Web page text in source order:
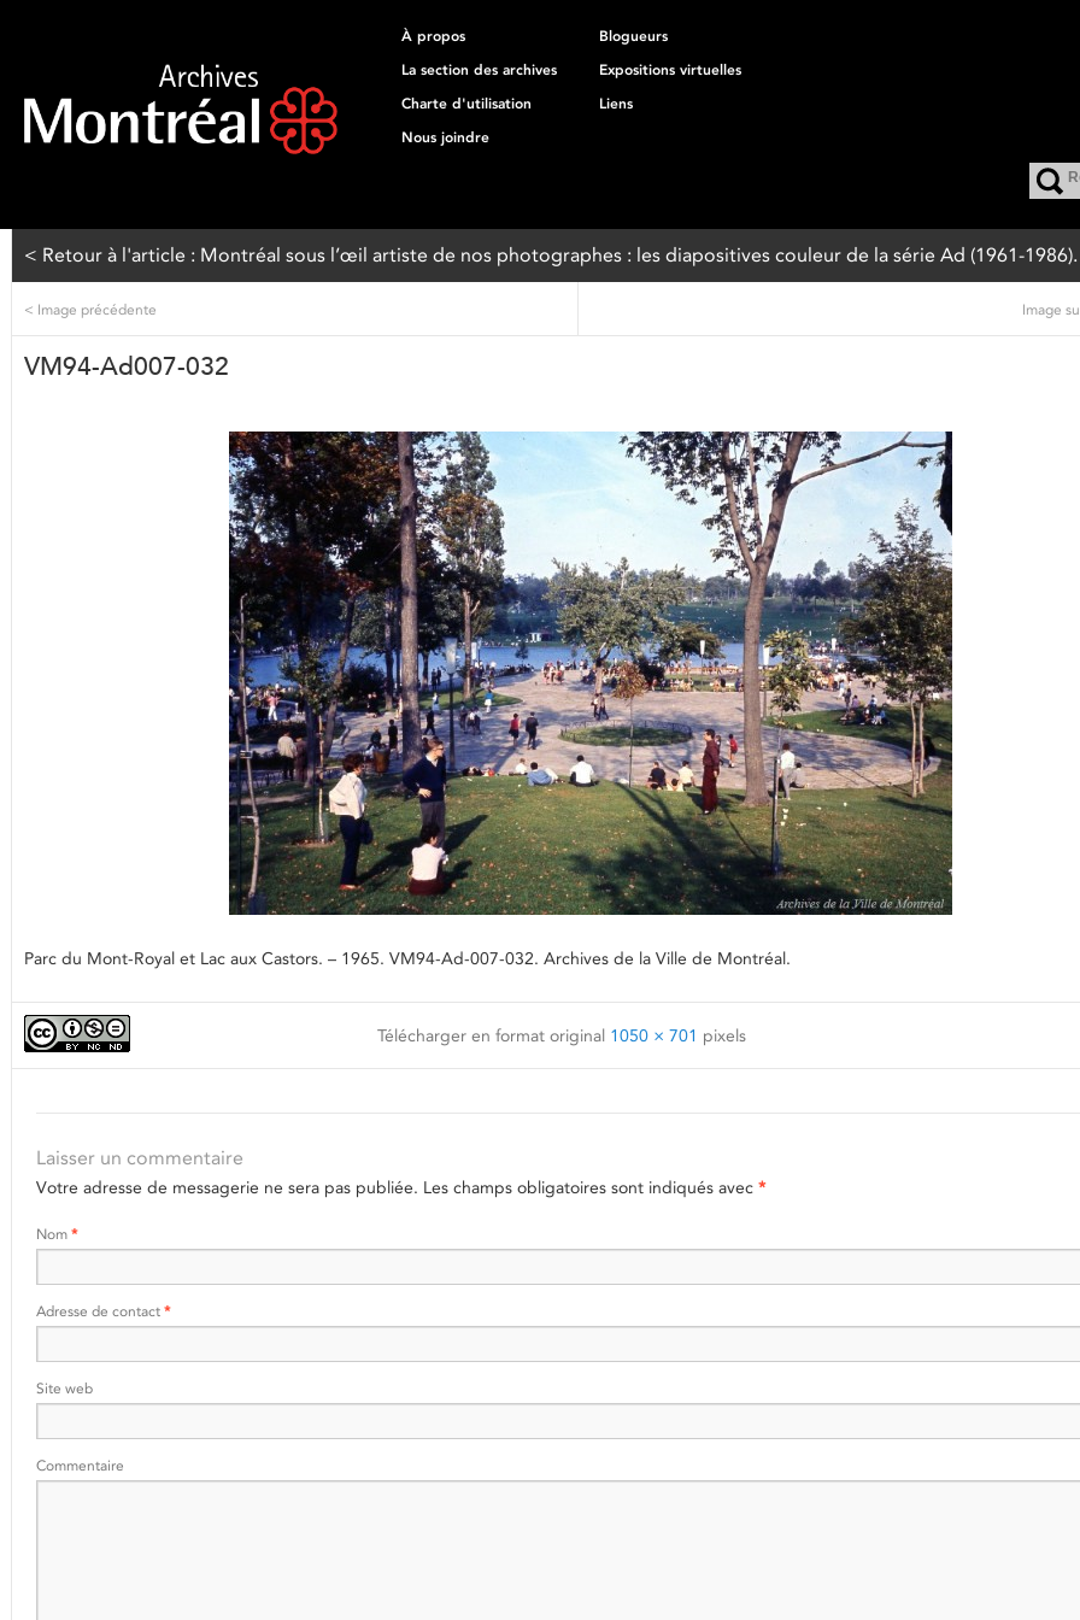
À propos
Blogueurs
La section des archives
Expositions virtuelles
Charte d'utilisation
Liens
Nous joindre
< Retour à l'article : Montréal sous l’œil artiste de nos photographes : les diapositives couleur de la série Ad (1961-1986).
< Image précédente Image
VM94-Ad007-032
Parc du Mont-Royal et Lac aux Castors. – 1965. VM94-Ad-007-032. Archives de la Ville de Montréal.
Télécharger en format original 1050 × 701 pixels
Laisser un commentaire
Votre adresse de messagerie ne sera pas publiée. Les champs obligatoires sont indiqués avec *
Nom *
Adresse de contact *
Site web
Commentaire